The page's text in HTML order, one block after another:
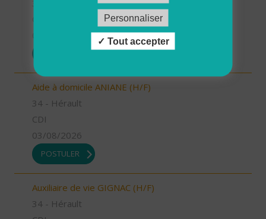
Aide à domicile ANIANE (H/F)
34 - Hérault
CDI
03/08/2026
POSTULER
Auxiliaire de vie GIGNAC (H/F)
34 - Hérault
Personnaliser
Tout accepter